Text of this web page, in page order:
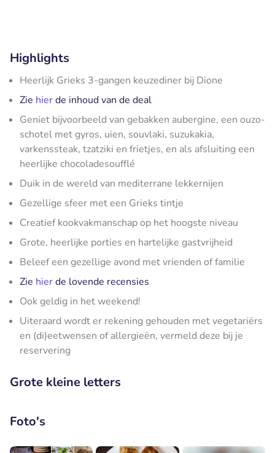
Highlights
Heerlijk Grieks 3-gangen keuzediner bij Dione
Zie hierde inhoud van de deal
Geniet bijvoorbeeld van gebakken aubergine, een ouzo-
schotel met gyros, uien, souvlaki, suzukakia,
varkenssteak, tzatziki en frietjes, en als afsluiting een
heerlijke chocoladesoufflé
Duik in de wereld van mediterrane lekkernijen
Gezellige sfeer met een Grieks tintje
Creatief kookvakmanschap op het hoogste niveau
Grote, heerlijke porties en hartelijke gastvrijheid
Beleef een gezellige avond met vrienden of familie
Zie hierde lovende recensies
Ook geldig in het weekend!
Uiteraard wordt er rekening gehouden met vegetariërs
en (di)eetwensen of allergieën, vermeld deze bij je
reservering
Grote kleine letters
Foto's